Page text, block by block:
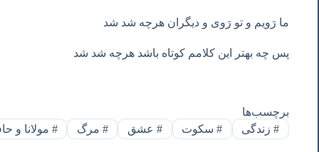
ما رَویم و تو رَوی و دیگران هرچه شد شد
پس چه بهتر این کلامم کوتاه باشد هرچه شد شد
برچسب‌ها
#زندگی #سکوت #عشق # مرگ # مولانا و